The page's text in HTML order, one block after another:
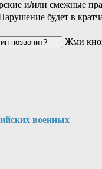
и/или смежные
будет в
Жми
военных